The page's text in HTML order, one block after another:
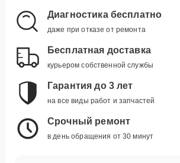
Диагностика бесплатно
даже при отказе от ремонта
Бесплатная доставка
курьером собственной службы
Гарантия до 3 лет
на все виды работ и запчастей
Срочный ремонт
в день обращения от 30 минут